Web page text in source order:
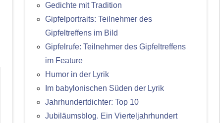
Gedichte mit Tradition
Gipfelportraits: Teilnehmer des
Gipfeltreffens im Bild
Gipfelrufe: Teilnehmer des Gipfeltreffens
im Feature
Humor in der Lyrik
Im babylonischen Süden der Lyrik
Jahrhundertdichter: Top 10
Jubiläumsblog. Ein Vierteljahrhundert